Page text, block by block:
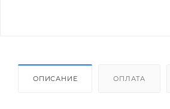
ОПИСАНИЕ ОПЛАТА